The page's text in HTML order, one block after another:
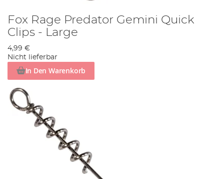
Fox Rage Predator Gemini Quick
Clips - Large
4,99 €
Nicht lieferbar
In Den Warenkorb